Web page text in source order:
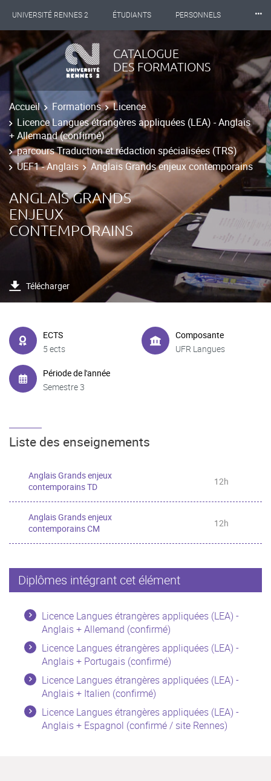
UNIVERSITÉ RENNES 2 ÉTUDIANTS PERSONNELS
INTERNATIONAL PROFESSIONNELS
LES NOUVELLES DE RENNES 2
⸱⸱⸱
CATALOGUE
DES FORMATIONS
Accueil Formations
Licence
Licence Langues étrangères appliquées (LEA) - Anglais
+ Allemand (confirmé)
parcours Traduction et rédaction spécialisées (TRS)
UEF1 - Anglais
Anglais Grands enjeux contemporains
ANGLAIS GRANDS
ENJEUX
CONTEMPORAINS
Télécharger
ECTS
5 ects
Composante
UFR Langues
Période de l'année
Semestre 3
Liste des enseignements
Anglais Grands enjeux
contemporains TD
12h
Anglais Grands enjeux
contemporains CM
12h
Diplômes intégrant cet élément
Licence Langues étrangères appliquées (LEA) -
Anglais + Allemand (confirmé)
Licence Langues étrangères appliquées (LEA) -
Anglais + Portugais (confirmé)
Licence Langues étrangères appliquées (LEA) -
Anglais + Italien (confirmé)
Licence Langues étrangères appliquées (LEA) -
Anglais + Espagnol (confirmé / site Rennes)